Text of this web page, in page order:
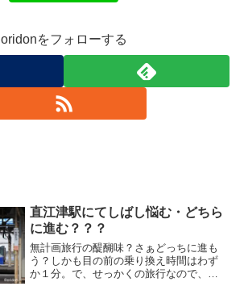
oridonをフォローする
直江津駅にてしばし悩む・どちら
に進む？？？
無計画旅行の醍醐味？さぁどっちに進も
う？しかも目の前の乗り換え時間はわず
か１分。で、せっかくの旅行なので、余